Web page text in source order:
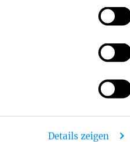
Details zeigen
Heimat
den Zahnersatz